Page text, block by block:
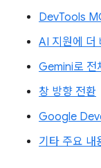
DevTools
AI 지원에 더
Gemini로 전
창 방향 전환
Google
기타 주요 내